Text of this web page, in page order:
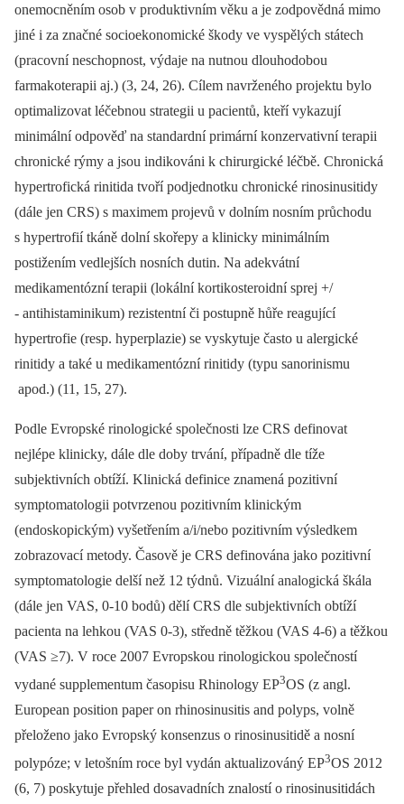
onemocněním osob v produktivním věku a je zodpovědná mimo
jiné i za značné socioekonomické škody ve vyspělých státech
(pracovní neschopnost, výdaje na nutnou dlouhodobou
farmakoterapii aj.) (3, 24, 26). Cílem navrženého projektu bylo
optimalizovat léčebnou strategii u pacientů, kteří vykazují
minimální odpověď na standardní primární konzervativní terapii
chronické rýmy a jsou indikováni k chirurgické léčbě. Chronická
hypertrofická rinitida tvoří podjednotku chronické rinosinusitidy
(dále jen CRS) s maximem projevů v dolním nosním průchodu
s hypertrofií tkáně dolní skořepy a klinicky minimálním
postižením vedlejších nosních dutin. Na adekvátní
medikamentózní terapii (lokální kortikosteroidní sprej +/
-⁠ antihistaminikum) rezistentní či postupně hůře reagující
hypertrofie (resp. hyperplazie) se vyskytuje často u alergické
rinitidy a také u medikamentózní rinitidy (typu sanorinismu
apod.) (11, 15, 27).
Podle Evropské rinologické společnosti lze CRS definovat
nejlépe klinicky, dále dle doby trvání, případně dle tíže
subjektivních obtíží. Klinická definice znamená pozitivní
symptomatologii potvrzenou pozitivním klinickým
(endoskopickým) vyšetřením a/i/nebo pozitivním výsledkem
zobrazovací metody. Časově je CRS definována jako pozitivní
symptomatologie delší než 12 týdnů. Vizuální analogická škála
(dále jen VAS, 0-10 bodů) dělí CRS dle subjektivních obtíží
pacienta na lehkou (VAS 0-3), středně těžkou (VAS 4-6) a těžkou
(VAS ≥7). V roce 2007 Evropskou rinologickou společností
vydané supplementum časopisu Rhinology EP3OS (z angl.
European position paper on rhinosinusitis and polyps, volně
přeloženo jako Evropský konsenzus o rinosinusitidě a nosní
polypóze; v letošním roce byl vydán aktualizováný EP3OS 2012
(6, 7) poskytuje přehled dosavadních znalostí o rinosinusitidách